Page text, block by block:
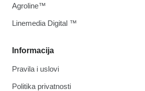
Informacija
Pravila i uslovi
Politika privatnosti
Agroline™
Linemedia Digital ™